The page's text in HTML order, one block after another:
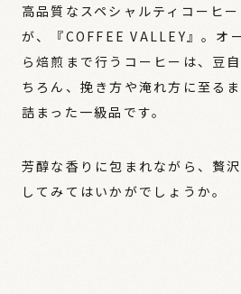
高品質なスペシャルティコーヒ
が、『COFFEE VALLEY』。オ
ら焙煎まで行うコーヒーは、豆
ちろん、挽き方や淹れ方に至る
詰まった一級品です。
芳醇な香りに包まれながら、贅
してみてはいかがでしょうか。